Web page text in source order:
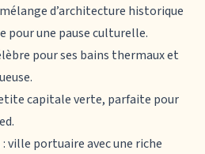
d’architecture historique
pour une pause culturelle.
pour ses bains thermaux et
capitale verte, parfaite pour
: ville portuaire avec une riche